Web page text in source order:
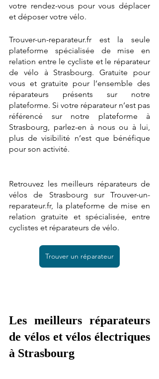
votre rendez-vous pour vous déplacer
et déposer votre vélo.
Trouver-un-reparateur.fr est la seule
plateforme spécialisée de mise en
relation entre le cycliste et le réparateur
de vélo à Strasbourg. Gratuite pour
vous et gratuite pour l’ensemble des
réparateurs présents sur notre
plateforme. Si votre réparateur n’est pas
référencé sur notre plateforme à
Strasbourg, parlez-en à nous ou à lui,
plus de visibilité n’est que bénéfique
pour son activité.
Retrouvez les meilleurs réparateurs de
vélos de Strasbourg sur Trouver-un-
reparateur.fr, la plateforme de mise en
relation gratuite et spécialisée, entre
cyclistes et réparateurs de vélo.
Trouver un réparateur
Les meilleurs réparateurs
de vélos et vélos électriques
à Strasbourg